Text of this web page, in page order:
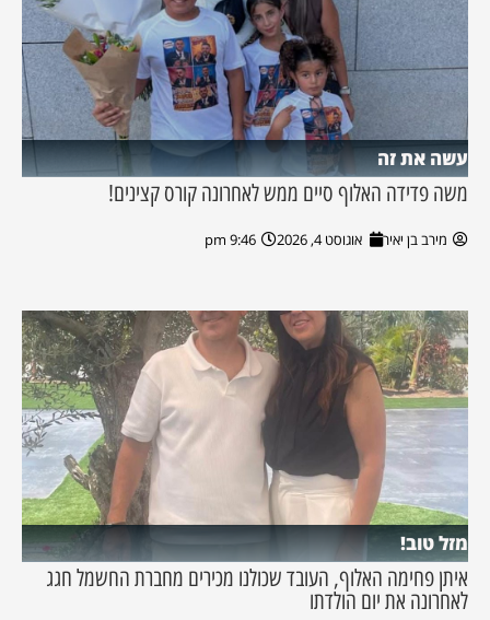
עשה את זה
משה פדידה האלוף סיים ממש לאחרונה קורס קצינים!
מירב בן יאיר אוגוסט 4, 2026 9:46 pm
מזל טוב!
איתן פחימה האלוף, העובד שכולנו מכירים מחברת החשמל חגג
לאחרונה את יום הולדתו